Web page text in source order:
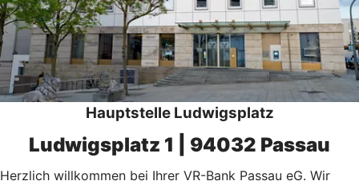
Hauptstelle Ludwigsplatz
Ludwigsplatz 1 | 94032 Passau
Herzlich willkommen bei Ihrer VR-Bank Passau eG. Wir